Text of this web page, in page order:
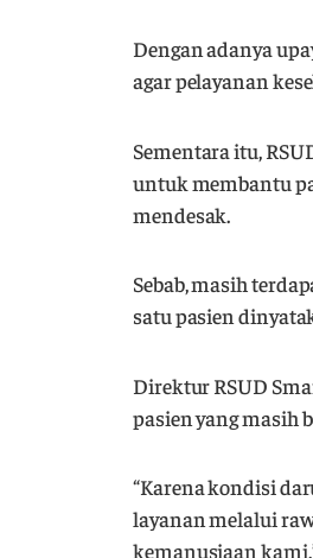
Dengan adanya
agar pelayanan
Sementara itu,
untuk membantu
mendesak.
Sebab, masih
satu pasien
Direktur RSUD
pasien yang masih
“Karena kondisi
layanan melalui
kemanusiaan